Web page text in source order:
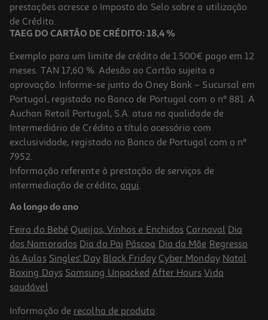
1,79 €
Biscoitos Da Sorte Tin Lung 12 Unid 72g
44.31 €/Kg
3,19 €
prestações acresce o Imposto do Selo sobre a utilização
de Crédito.
TAEG DO CARTÃO DE CRÉDITO: 18,4 %
Exemplo para um limite de crédito de 1.500€ pago em 12
meses. TAN 17,60 %. Adesão ao Cartão sujeita a
aprovação. Informe-se junto do Oney Bank – Sucursal em
Portugal, registado no Banco de Portugal com o nº 881. A
Auchan Retail Portugal, S.A. atua na qualidade de
Intermediário de Crédito a título acessório com
exclusividade, registado no Banco de Portugal com o nº
7952.
Informação referente à prestação de serviços de
intermediação de crédito, aqui.
Ao longo do ano
Feira do Bebé Queijos, Vinhos e Enchidos Carnaval Dia
dos Namorados Dia do Pai Páscoa Dia da Mãe Regresso
às Aulas Singles' Day Black Friday Cyber Monday Natal
Boxing Days Samsung Unpacked After Hours Vida
saudável
Informação de recolha de produto.